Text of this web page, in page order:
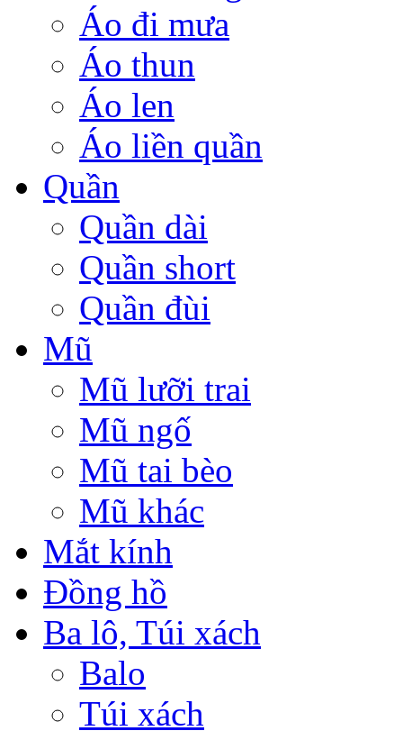
Áo đi mưa
Áo thun
Áo len
Áo liền quần
Quần
Quần dài
Quần short
Quần đùi
Mũ
Mũ lưỡi trai
Mũ ngố
Mũ tai bèo
Mũ khác
Mắt kính
Đồng hồ
Ba lô, Túi xách
Balo
Túi xách